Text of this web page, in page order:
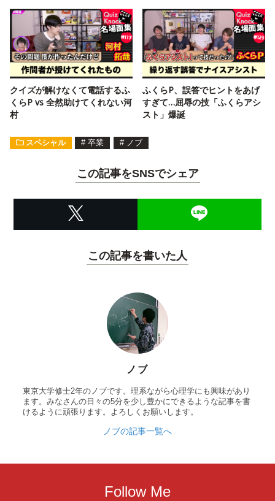
クイズが解けなくて電話するふ
くらP vs 全然助けてくれない河
村
ふくらP、誤答でヒントをあげ
すぎて…屈辱の技「ふくらアシ
スト」爆誕
スペシャル # 卒業 # ノブ
この記事をSNSでシェア
この記事を書いた人
ノブ
東京大学修士2年のノブです。理系ながら心理学にも興味があり
ます。みなさんの日々の5分を少し豊かにできるような記事を書
けるように頑張ります。よろしくお願いします。
ノブの記事一覧へ
Follow Me